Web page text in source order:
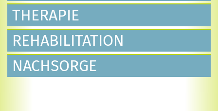
THERAPIE
REHABILITATION
NACHSORGE